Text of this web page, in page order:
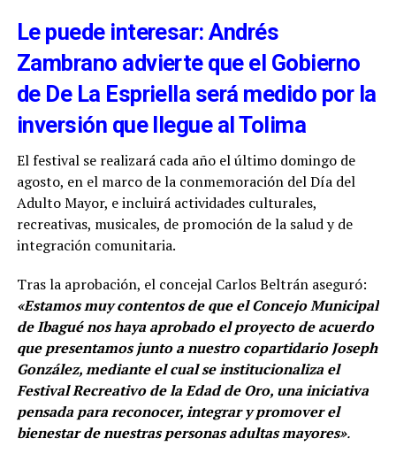
Le puede interesar: Andrés
Zambrano advierte que el Gobierno
de De La Espriella será medido por la
inversión que llegue al Tolima
El festival se realizará cada año el último domingo de
agosto, en el marco de la conmemoración del Día del
Adulto Mayor, e incluirá actividades culturales,
recreativas, musicales, de promoción de la salud y de
integración comunitaria.
Tras la aprobación, el concejal Carlos Beltrán aseguró:
«Estamos muy contentos de que el Concejo Municipal
de Ibagué nos haya aprobado el proyecto de acuerdo
que presentamos junto a nuestro copartidario Joseph
González, mediante el cual se institucionaliza el
Festival Recreativo de la Edad de Oro, una iniciativa
pensada para reconocer, integrar y promover el
bienestar de nuestras personas adultas mayores».